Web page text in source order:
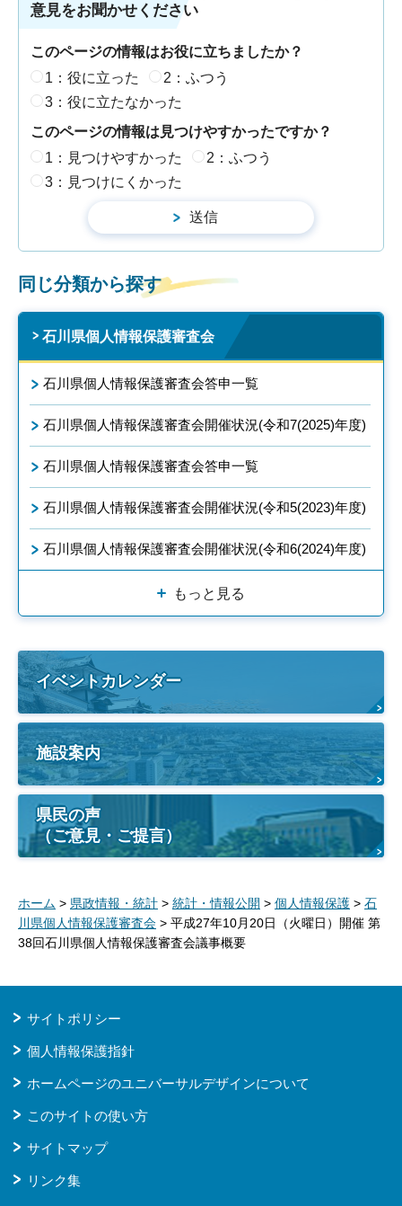
意見をお聞かせください
このページの情報はお役に立ちましたか？
1：役に立った
2：ふつう
3：役に立たなかった
このページの情報は見つけやすかったですか？
1：見つけやすかった
2：ふつう
3：見つけにくかった
同じ分類から探す
石川県個人情報保護審査会
石川県個人情報保護審査会答申一覧
石川県個人情報保護審査会開催状況(令和7(2025)年度)
石川県個人情報保護審査会答申一覧
石川県個人情報保護審査会開催状況(令和5(2023)年度)
石川県個人情報保護審査会開催状況(令和6(2024)年度)
もっと見る
イベントカレンダー
施設案内
県民の声
（ご意見・ご提言）
ホーム > 県政情報・統計 > 統計・情報公開 > 個人情報保護 > 石
川県個人情報保護審査会 > 平成27年10月20日（火曜日）開催 第
38回石川県個人情報保護審査会議事概要
サイトポリシー
個人情報保護指針
ホームページのユニバーサルデザインについて
このサイトの使い方
サイトマップ
リンク集